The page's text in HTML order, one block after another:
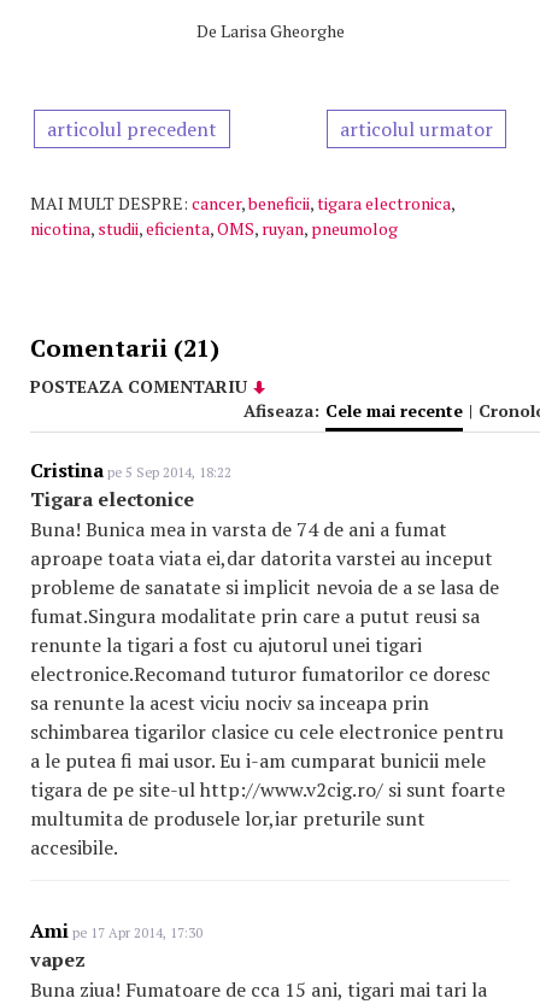
De Larisa Gheorghe
articolul precedent articolul urmator
MAI MULT DESPRE: cancer,beneficii,tigara electronica,
nicotina, studii,eficienta,OMS, ruyan, pneumolog
Comentarii (21)
POSTEAZA COMENTARIU
Afiseaza: Cele mai recente |
Cristina pe 5 Sep 2014, 18:22
Tigara electonice
Buna! Bunica mea in varsta de 74 de ani a fumat
aproape toata viata ei,dar datorita varstei au inceput
probleme de sanatate si implicit nevoia de a se lasa de
fumat.Singura modalitate prin care a putut reusi sa
renunte la tigari a fost cu ajutorul unei tigari
electronice.Recomand tuturor fumatorilor ce doresc
sa renunte la acest viciu nociv sa inceapa prin
schimbarea tigarilor clasice cu cele electronice pentru
a le putea fi mai usor. Eu i-am cumparat bunicii mele
tigara de pe site-ul http://www.v2cig.ro/ si sunt foarte
multumita de produsele lor,iar preturile sunt
accesibile.
Ami pe 17 Apr 2014, 17:30
vapez
Buna ziua! Fumatoare de cca 15 ani, tigari mai tari la